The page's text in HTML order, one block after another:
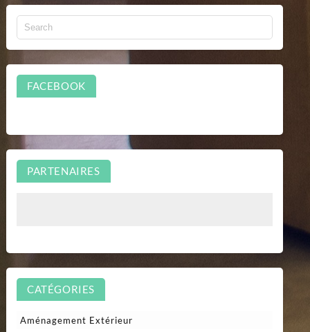
FACEBOOK
PARTENAIRES
CATÉGORIES
Aménagement Extérieur